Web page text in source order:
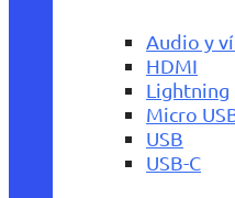
Audio y
HDMI
Lightning
Micro
USB
USB-C